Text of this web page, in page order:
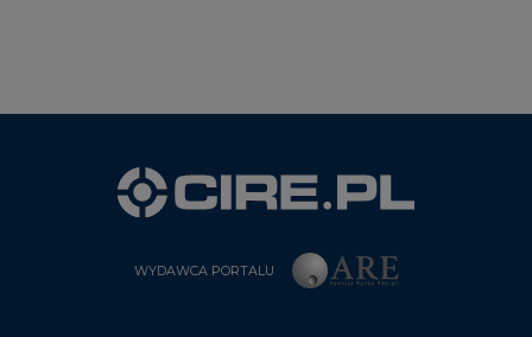
WYDAWCA PORTALU